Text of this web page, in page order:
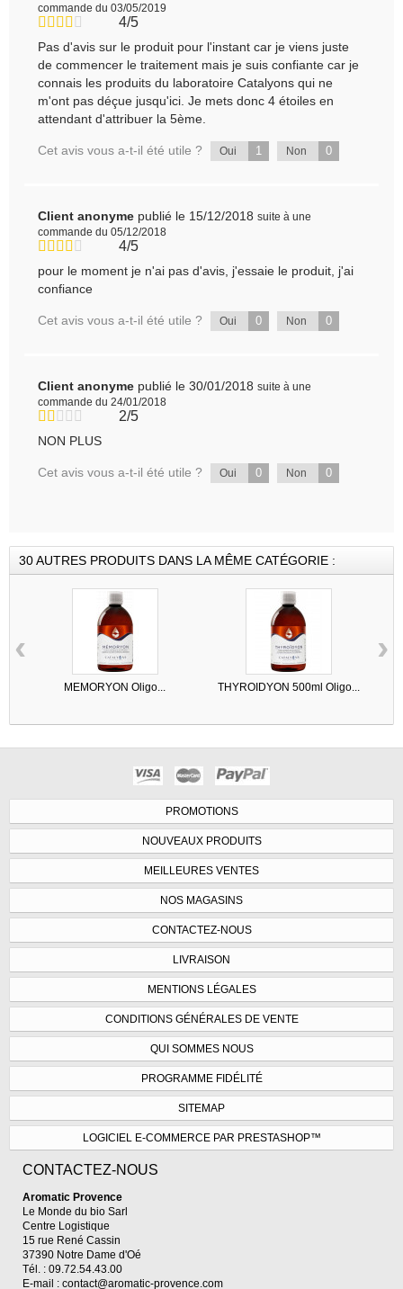
commande du 03/05/2019
4/5
Pas d'avis sur le produit pour l'instant car je viens juste
de commencer le traitement mais je suis confiante car je
connais les produits du laboratoire Catalyons qui ne
m'ont pas déçue jusqu'ici. Je mets donc 4 étoiles en
attendant d'attribuer la 5ème.
Cet avis vous a-t-il été utile ? Oui 1 Non 0
Client anonyme publié le 15/12/2018 suite à une
commande du 05/12/2018
4/5
pour le moment je n'ai pas d'avis, j'essaie le produit, j'ai
confiance
Cet avis vous a-t-il été utile ? Oui 0 Non 0
Client anonyme publié le 30/01/2018 suite à une
commande du 24/01/2018
2/5
NON PLUS
Cet avis vous a-t-il été utile ? Oui 0 Non 0
30 AUTRES PRODUITS DANS LA MÊME CATÉGORIE :
MEMORYON Oligo... THYROIDYON 500ml Oligo...
‹ ›
PROMOTIONS
NOUVEAUX PRODUITS
MEILLEURES VENTES
NOS MAGASINS
CONTACTEZ-NOUS
LIVRAISON
MENTIONS LÉGALES
CONDITIONS GÉNÉRALES DE VENTE
QUI SOMMES NOUS
PROGRAMME FIDÉLITÉ
SITEMAP
LOGICIEL E-COMMERCE PAR PRESTASHOP™
CONTACTEZ-NOUS
Aromatic Provence
Le Monde du bio Sarl
Centre Logistique
15 rue René Cassin
37390 Notre Dame d'Oé
Tél. : 09.72.54.43.00
E-mail : contact@aromatic-provence.com